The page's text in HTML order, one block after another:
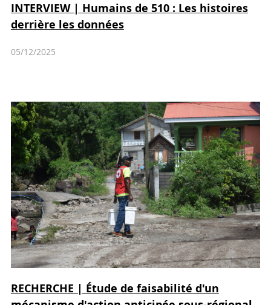
INTERVIEW | Humains de 510 : Les histoires
derrière les données
05/12/2025
RECHERCHE | Étude de faisabilité d'un